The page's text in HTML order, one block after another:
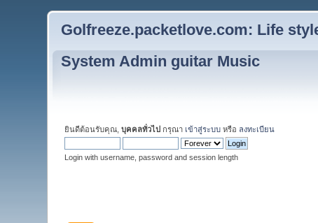
Golfreeze.packetlove.com: Life
System Admin guitar Music
ยินดีต้อนรับคุณ,บุคคลทั่วไป กรุณา เข้าสู่ระบบ หรือ ลงทะเบียน
Login with username, password and session length